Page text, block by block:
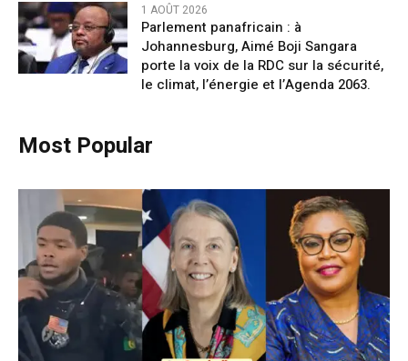
1 AOÛT 2026
Parlement panafricain : à
Johannesburg, Aimé Boji Sangara
porte la voix de la RDC sur la sécurité,
le climat, l’énergie et l’Agenda 2063.
Most Popular